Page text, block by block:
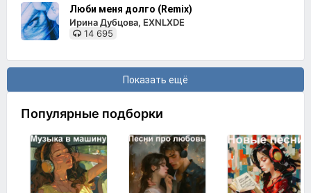
Люби меня долго (Remix)
Ирина Дубцова, EXNLXDE
14 695
Показать ещё
Популярные подборки